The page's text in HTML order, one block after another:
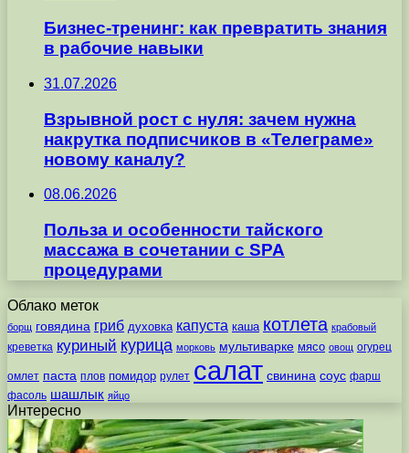
Бизнес-тренинг: как превратить знания
в рабочие навыки
31.07.2026
Взрывной рост с нуля: зачем нужна
накрутка подписчиков в «Телеграме»
новому каналу?
08.06.2026
Польза и особенности тайского
массажа в сочетании с SPA
процедурами
Облако меток
борщ говядина гриб духовка капуста каша котлета крабовый
креветка куриный курица морковь мультиварке мясо овощ огурец
омлет паста плов помидор рулет салат свинина соус фарш
фасоль шашлык яйцо
Интересно